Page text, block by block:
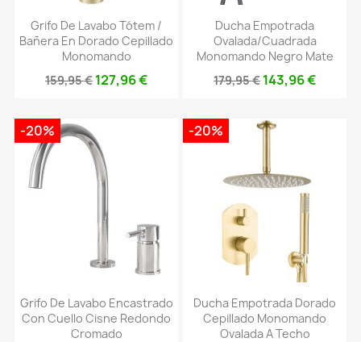
Grifo De Lavabo Tótem /
Bañera En Dorado Cepillado
Monomando
159,95 € 127,96 €
Ducha Empotrada
Ovalada/cuadrada
Monomando Negro Mate
179,95 € 143,96 €
Grifo De Lavabo Encastrado
Con Cuello Cisne Redondo
Cromado
-20%
Ducha Empotrada Dorado
Cepillado Monomando
Ovalada A Techo
-20%